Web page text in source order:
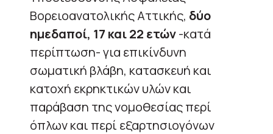
Βορειοανατολικής Αττικής, δύο
ημεδαποί, 17 και 22 ετών-κατά
περίπτωση- για επικίνδυνη
σωματική βλάβη, κατασκευή και
κατοχή εκρηκτικών υλών και
παράβαση της νομοθεσίας περί
όπλων και περί εξαρτησιογόνων